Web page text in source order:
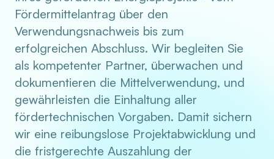
Fördermittelantrag über den
Verwendungsnachweis bis zum
erfolgreichen Abschluss. Wir begleiten Sie
als kompetenter Partner, überwachen und
dokumentieren die Mittelverwendung, und
gewährleisten die Einhaltung aller
fördertechnischen Vorgaben. Damit sichern
wir eine reibungslose Projektabwicklung und
die fristgerechte Auszahlung der